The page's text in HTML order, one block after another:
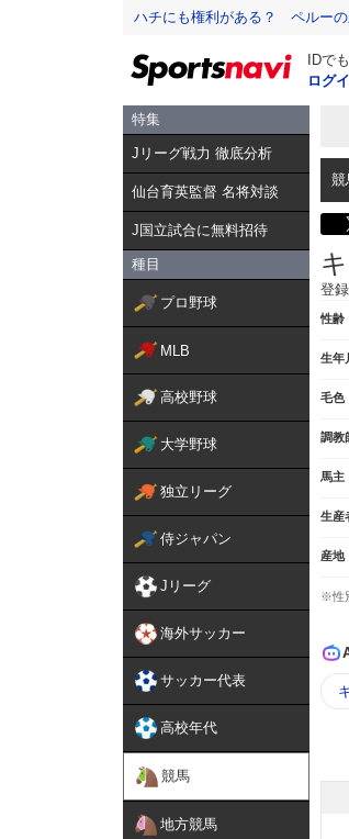
ハチにも権利がある？ ペルー
IDで
ログ
特集
Jリーグ戦力 徹底分析
仙台育英監督 名将対談
J国立試合に無料招待
種目
プロ野球
MLB
高校野球
大学野球
独立リーグ
侍ジャパン
Jリーグ
海外サッカー
サッカー代表
高校年代
競馬
地方競馬
競
登
性齢
生年
毛色
調教
馬主
生産
産地
※性